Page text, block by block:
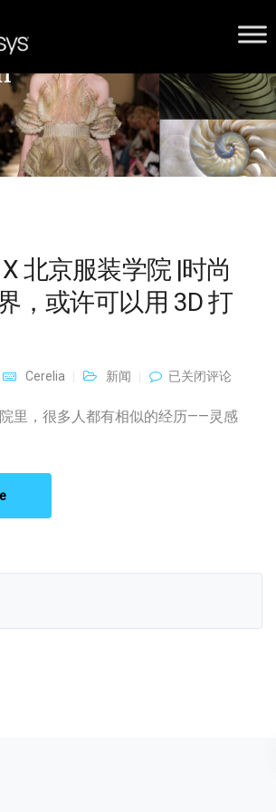
北京服装学院 |时尚
，或许可以用 3D 打
Cerelia 新闻
Stratasys X 北京服
3D 打印打破
已关闭评论
里，很多人都有相似的经历——灵感